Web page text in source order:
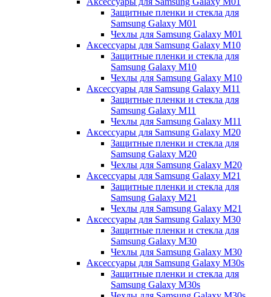
Защитные пленки и стекла для
Samsung Galaxy M01
Чехлы для Samsung Galaxy M01
Аксессуары для Samsung Galaxy M10
Защитные пленки и стекла для
Samsung Galaxy M10
Чехлы для Samsung Galaxy M10
Аксессуары для Samsung Galaxy M11
Защитные пленки и стекла для
Samsung Galaxy M11
Чехлы для Samsung Galaxy M11
Аксессуары для Samsung Galaxy M20
Защитные пленки и стекла для
Samsung Galaxy M20
Чехлы для Samsung Galaxy M20
Аксессуары для Samsung Galaxy M21
Защитные пленки и стекла для
Samsung Galaxy M21
Чехлы для Samsung Galaxy M21
Аксессуары для Samsung Galaxy M30
Защитные пленки и стекла для
Samsung Galaxy M30
Чехлы для Samsung Galaxy M30
Аксессуары для Samsung Galaxy M30s
Защитные пленки и стекла для
Samsung Galaxy M30s